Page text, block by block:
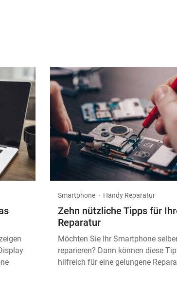
Smartphone Handy Reparatur
Zehn nützliche Tipps für
Reparatur
Möchten Sie Ihr Smartphone
reparieren? Dann können diese
hilfreich für eine gelungene